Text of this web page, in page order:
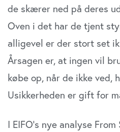
de skærer ned på deres
Oven i det har de tjent
alligevel er der stort set
Årsagen er, at ingen vil
købe op, når de ikke ved,
Usikkerheden er gift for
I EIFO’s nye analyse